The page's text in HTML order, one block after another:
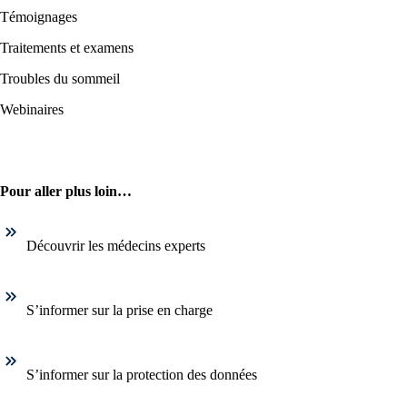
Témoignages
Traitements et examens
Troubles du sommeil
Webinaires
Pour aller plus loin…
Découvrir les médecins experts
S’informer sur la prise en charge
S’informer sur la protection des données